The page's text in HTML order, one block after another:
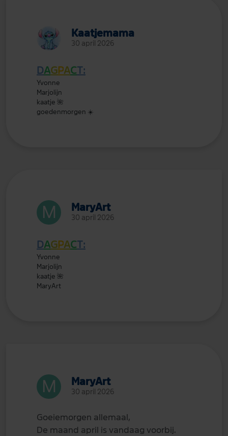
Kaatjemama
30 april 2026
DAG PACT:
Yvonne
Marjolijn
kaatje 🌺
goedenmorgen ☀️
MaryArt
30 april 2026
DAG PACT:
Yvonne
Marjolijn
kaatje 🌺
MaryArt
MaryArt
30 april 2026
Goeiemorgen allemaal,
De maand april is vandaag voorbij.